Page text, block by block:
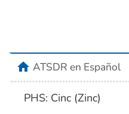
homeATSDR en Español
PHS: Cinc (Zinc)